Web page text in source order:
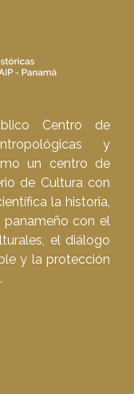
Centro de
y
un centro de
de Cultura con
la historia,
con el
el diálogo
y la protección